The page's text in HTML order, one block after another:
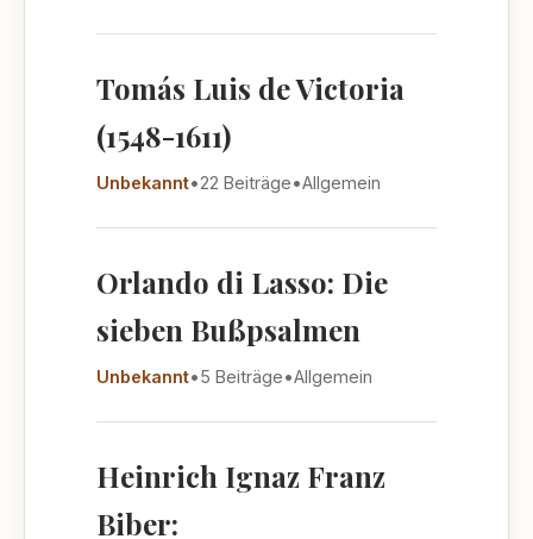
Tomás Luis de Victoria
(1548-1611)
Unbekannt•22 Beiträge•Allgemein
Orlando di Lasso: Die
sieben Bußpsalmen
Unbekannt•5 Beiträge•Allgemein
Heinrich Ignaz Franz
Biber: